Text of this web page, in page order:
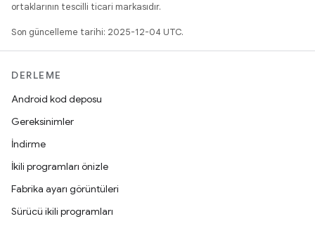
ortaklarının tescilli ticari markasıdır.
Son güncelleme tarihi: 2025-12-04 UTC.
DERLEME
Android kod deposu
Gereksinimler
İndirme
İkili programları önizle
Fabrika ayarı görüntüleri
Sürücü ikili programları